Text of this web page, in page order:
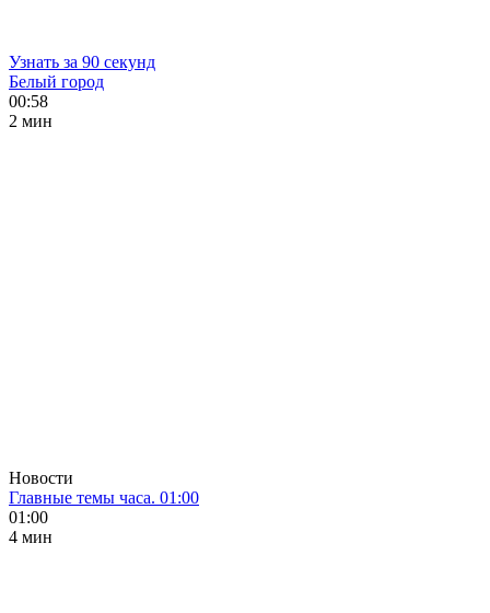
Узнать за 90 секунд
Белый город
00:58
2 мин
Новости
Главные темы часа. 01:00
01:00
4 мин